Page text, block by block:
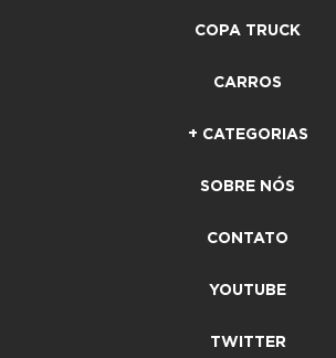
COPA TRUCK
CARROS
+ CATEGORIAS
SOBRE NÓS
CONTATO
YOUTUBE
TWITTER